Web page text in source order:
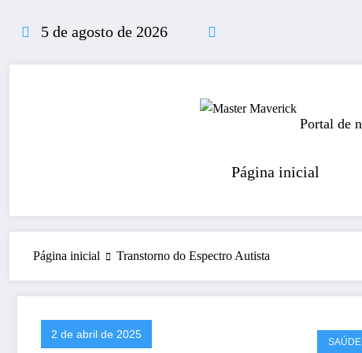
conteúdo
5 de agosto de 2026
Portal de
Página inicial
Página inicial Transtorno do Espectro Autista
2 de abril de 2025
SAÚDE